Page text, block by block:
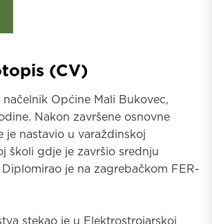
(CV)
Općine Mali Bukovec,
Nakon završene osnovne
je nastavio u varaždinskoj
školi gdje je završio srednju
je na zagrebačkom FER-
stekao je u Elektrostrojarskoj